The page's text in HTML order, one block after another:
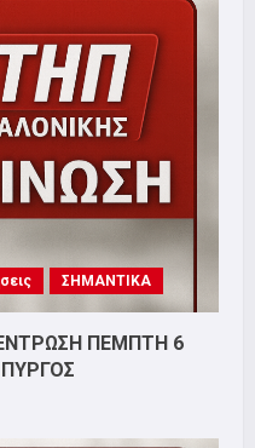
ΣΗΜΑΝΤΙΚΑ
ΠΕΜΠΤΗ 6